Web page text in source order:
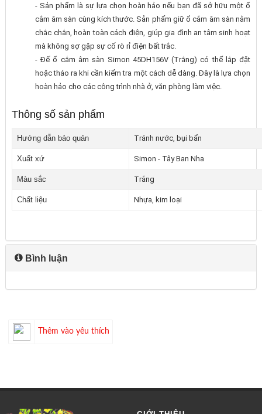
- Sản phẩm là sự lựa chọn hoàn hảo nếu bạn đã sở hữu một ổ
cắm âm sàn cùng kích thước. Sản phẩm giữ ổ cắm âm sàn nằm
chắc chắn, hoàn toàn cách điện, giúp gia đình an tâm sinh hoạt
mà không sợ gặp sự cố rò rỉ điện bất trắc.
- Đế ổ cắm âm sàn Simon 45DH156V (Trắng) có thể lắp đặt
hoặc tháo ra khi cần kiểm tra một cách dễ dàng. Đây là lựa chọn
hoàn hảo cho các công trình nhà ở, văn phòng làm việc.
Thông số sản phẩm
Hướng dẫn bảo quản Tránh nước, bụi bẩn
Xuất xứ Simon - Tây Ban Nha
Màu sắc Trắng
Chất liệu Nhựa, kim loại
Bình luận
Thêm vào yêu thích